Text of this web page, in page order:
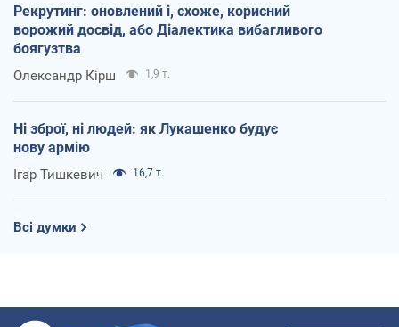
Рекрутинг: оновлений і, схоже, корисний
ворожий досвід, або Діалектика вибагливого
боягузтва
Олександр Кірш 1,9 т.
Ні зброї, ні людей: як Лукашенко будує
нову армію
Ігар Тишкевич 16,7 т.
Всі думки